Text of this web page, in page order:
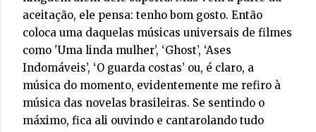
aceitação, ele pensa: tenho bom gosto. Então
coloca uma daquelas músicas universais de filmes
como 'Uma linda mulher’, ‘Ghost’, ‘Ases
Indomáveis’, ‘O guarda costas’ ou, é claro, a
música do momento, evidentemente me refiro à
música das novelas brasileiras. Se sentindo o
máximo, fica ali ouvindo e cantarolando tudo